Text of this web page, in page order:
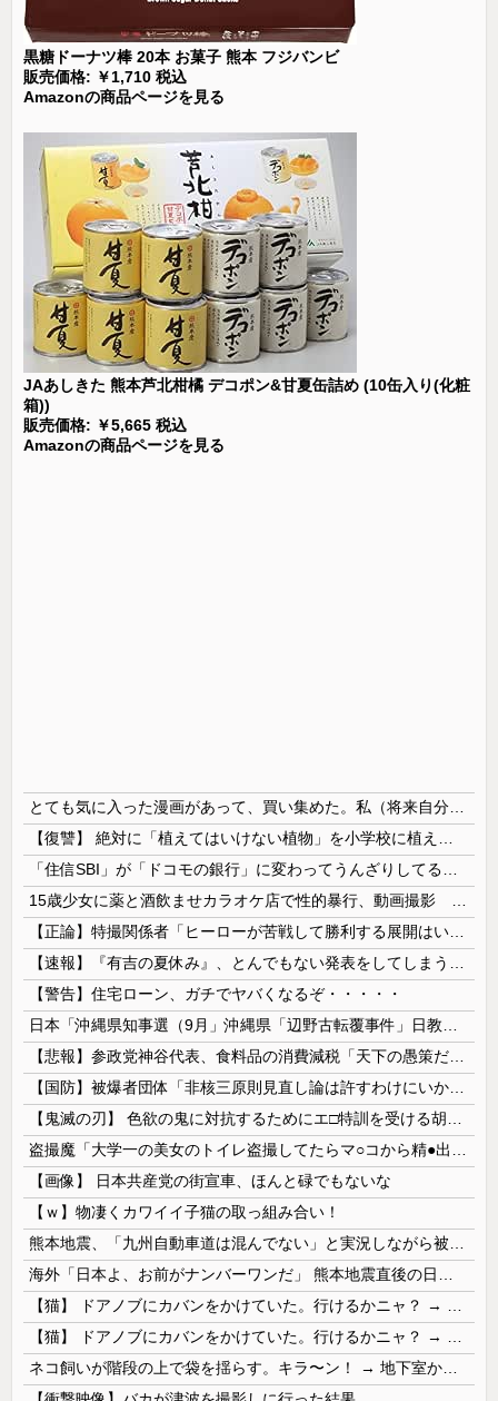
黒糖ドーナツ棒 20本 お菓子 熊本 フジバンビ
販売価格: ￥1,710 税込
Amazonの商品ページを見る
JAあしきた 熊本芦北柑橘 デコポン&甘夏缶詰め (10缶入り(化粧
箱))
販売価格: ￥5,665 税込
Amazonの商品ページを見る
【警告】住宅ローン、ガチでヤバくなるぞ・・・・・
【画像】 日本共産党の街宣車、ほんと碌でもないな
【ｗ】物凄くカワイイ子猫の取っ組み合い！